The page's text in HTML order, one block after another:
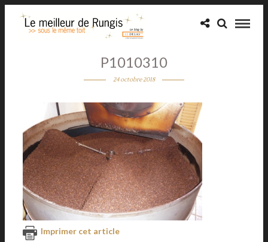
P1010310
24 octobre 2018
Imprimer cet article